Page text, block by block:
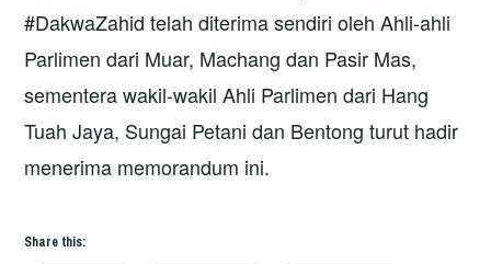
#DakwaZahid telah diterima sendiri oleh Ahli-ahli
Parlimen dari Muar, Machang dan Pasir Mas,
sementera wakil-wakil Ahli Parlimen dari Hang
Tuah Jaya, Sungai Petani dan Bentong turut hadir
menerima memorandum ini.
Share this: